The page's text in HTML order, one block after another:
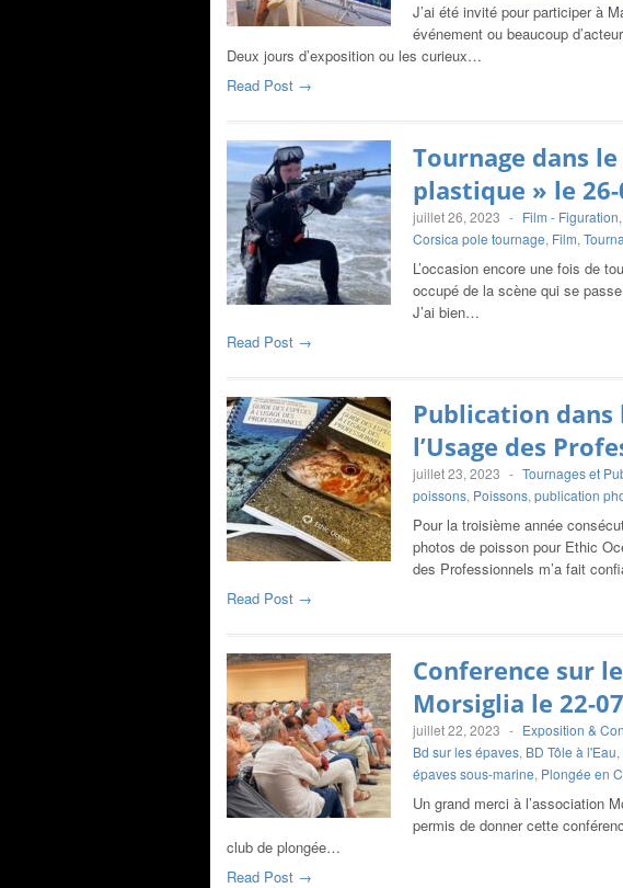
J’ai été invité pour participer à
événement ou beaucoup
Deux jours d’exposition ou les curieux…
Read Post →
Tournage dans
plastique » le 26-
juillet 26, 2023 - Film - Figuration,
Corsica pole tournage, Film,
L’occasion encore une fois de
occupé de la scène qui se
J’ai bien…
Read Post →
Publication dans
l’Usage des
juillet 23, 2023 - Tournages et
poissons, Poissons, publication
Pour la troisième année
photos de poisson pour Ethic
des Professionnels m’a fait
Read Post →
Conference sur
Morsiglia le 22-
juillet 22, 2023 - Exposition &
Bd sur les épaves, BD Tôle à l'Eau,
épaves sous-marine, Plongée en
Un grand merci à l’association
permis de donner cette
club de plongée…
Read Post →